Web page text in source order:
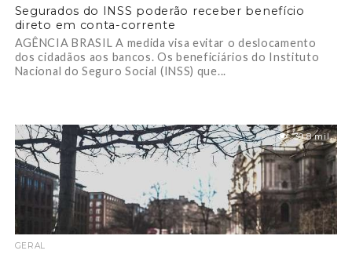
Segurados do INSS poderão receber benefício
direto em conta-corrente
AGÊNCIA BRASIL A medida visa evitar o deslocamento
dos cidadãos aos bancos. Os beneficiários do Instituto
Nacional do Seguro Social (INSS) que...
39.8 mil
GERAL